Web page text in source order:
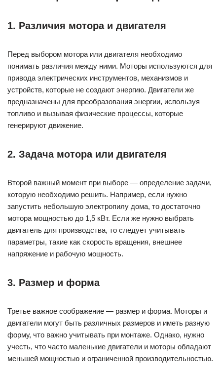
2. Задача мотора или двигателя
Второй важный момент при выборе — определение задачи,
которую необходимо решить. Например, если нужно
запустить небольшую электропилу дома, то достаточно
мотора мощностью до 1,5 кВт. Если же нужно выбрать
двигатель для производства, то следует учитывать
параметры, такие как скорость вращения, внешнее
напряжение и рабочую мощность.
3. Размер и форма
Третье важное соображение — размер и форма. Моторы и
двигатели могут быть различных размеров и иметь разную
форму, что важно учитывать при монтаже. Однако, нужно
учесть, что часто маленькие двигатели и моторы обладают
меньшей мощностью и ограниченной производительностью.
4. Завод изготовитель
Наконец, стоит обратить внимание на завод-изготовитель.
учитывать, ведь от этого зависит не только
производительность, но и надежность устройства. Однако,
хорошее качество обычно стоит дополнительных затрат,
поэтому нужно обдумывать баланс между бюджетом и
качеством при выборе мотора или двигателя.